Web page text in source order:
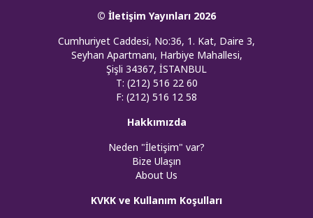
© İletişim Yayınları 2026
Cumhuriyet Caddesi, No:36, 1. Kat, Daire 3,
Seyhan Apartmanı, Harbiye Mahallesi,
Şişli 34367, İSTANBUL
T: (212) 516 22 60
F: (212) 516 12 58
Hakkımızda
Neden "İletişim" var?
Bize Ulaşın
About Us
KVKK ve Kullanım Koşulları